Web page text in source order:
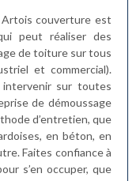
Artois couverture est
peut réaliser des
de toiture sur tous
et commercial).
intervenir sur toutes
de démoussage
d’entretien, que
en béton, en
Faites confiance à
s’en occuper, que